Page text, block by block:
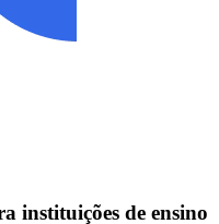
instituições de ensino